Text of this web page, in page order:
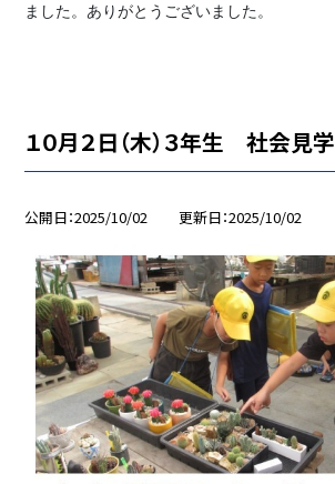
ました。ありがとうございました。
１０月２日（木）３年生 社会見学
公開日 2025/10/02 更新日 2025/10/02